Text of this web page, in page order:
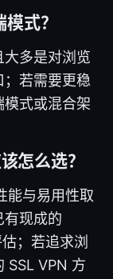
式？
多是对浏览
；若需要更稳
式或混合架
怎么选？
能与易用性取
有现成的
；若追求浏
SSL VPN 方